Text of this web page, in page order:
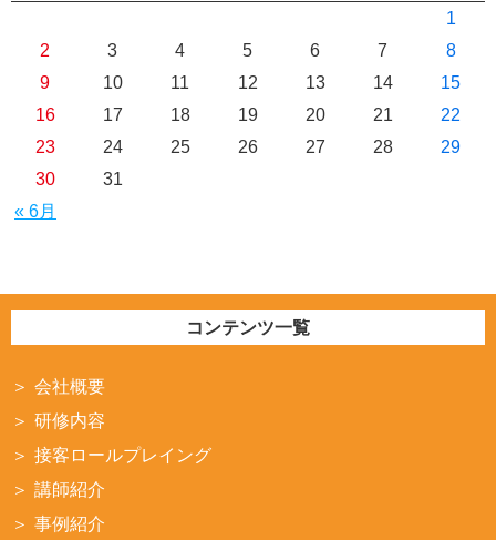
« 6月
1
2
3 4 5 6 7
8
9
10 11 12 13 14
15
16
17 18 19 20 21
22
23
24 25 26 27 28
29
30
31
コンテンツ一覧
会社概要
研修内容
接客ロールプレイング
講師紹介
事例紹介